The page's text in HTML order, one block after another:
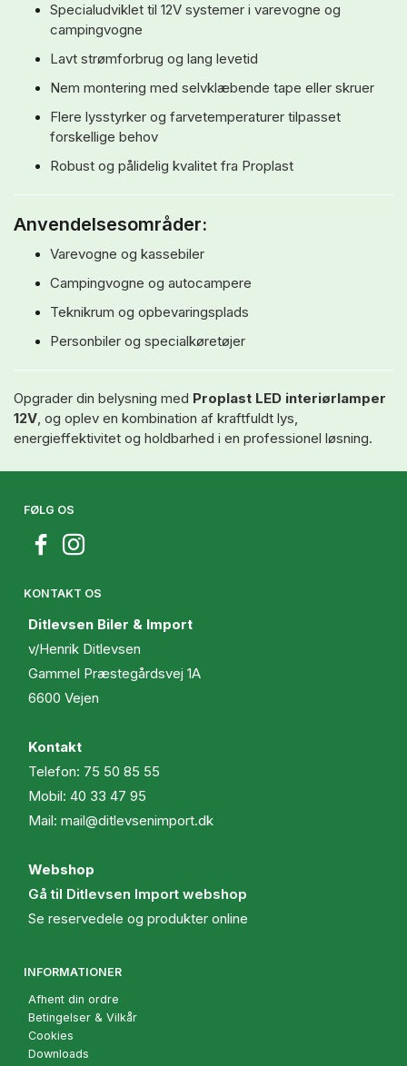
Specialudviklet til 12V systemer i varevogne og
campingvogne
Lavt strømforbrug og lang levetid
Nem montering med selvklæbende tape eller skruer
Flere lysstyrker og farvetemperaturer tilpasset
forskellige behov
Robust og pålidelig kvalitet fra Proplast
Anvendelsesområder:
Varevogne og kassebiler
Campingvogne og autocampere
Teknikrum og opbevaringsplads
Personbiler og specialkøretøjer
Opgrader din belysning med Proplast LED interiørlamper
12V, og oplev en kombination af kraftfuldt lys,
energieffektivitet og holdbarhed i en professionel løsning.
FØLG OS
KONTAKT OS
Ditlevsen Biler & Import
v/Henrik Ditlevsen
Gammel Præstegårdsvej 1A
6600 Vejen
Kontakt
Telefon: 75 50 85 55
Mobil: 40 33 47 95
Mail: mail@ditlevsenimport.dk
Webshop
Gå til Ditlevsen Import webshop
Se reservedele og produkter online
INFORMATIONER
Afhent din ordre
Betingelser & Vilkår
Cookies
Downloads